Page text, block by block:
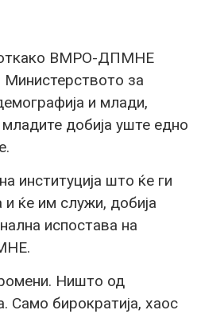
откако ВМРО-ДПМНЕ
за
и млади,
добија уште едно
институција што ќе ги
и ќе им служи, добија
испостава на
Ништо од
Само бирократија, хаос